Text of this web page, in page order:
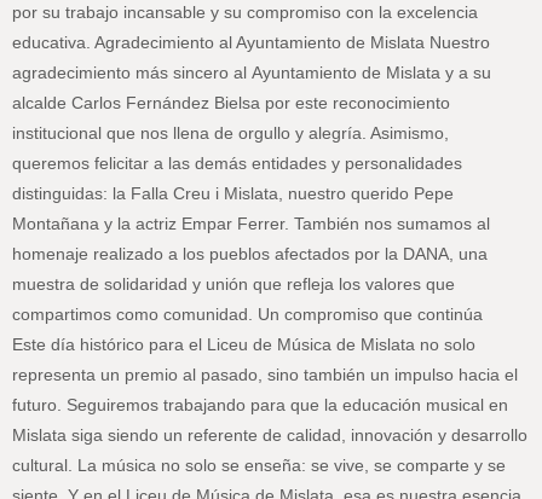
por su trabajo incansable y su compromiso con la excelencia
educativa. Agradecimiento al Ayuntamiento de Mislata Nuestro
agradecimiento más sincero al Ayuntamiento de Mislata y a su
alcalde Carlos Fernández Bielsa por este reconocimiento
institucional que nos llena de orgullo y alegría. Asimismo,
queremos felicitar a las demás entidades y personalidades
distinguidas: la Falla Creu i Mislata, nuestro querido Pepe
Montañana y la actriz Empar Ferrer. También nos sumamos al
homenaje realizado a los pueblos afectados por la DANA, una
muestra de solidaridad y unión que refleja los valores que
compartimos como comunidad. Un compromiso que continúa
Este día histórico para el Liceu de Música de Mislata no solo
representa un premio al pasado, sino también un impulso hacia el
futuro. Seguiremos trabajando para que la educación musical en
Mislata siga siendo un referente de calidad, innovación y desarrollo
cultural. La música no solo se enseña: se vive, se comparte y se
siente. Y en el Liceu de Música de Mislata, esa es nuestra esencia.